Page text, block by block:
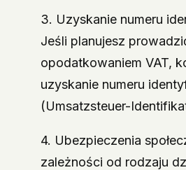
3. Uzyskanie numeru
Jeśli planujesz
opodatkowaniem VAT,
uzyskanie numeru
(Umsatzsteuer-
4. Ubezpieczenia
zależności od rodzaju